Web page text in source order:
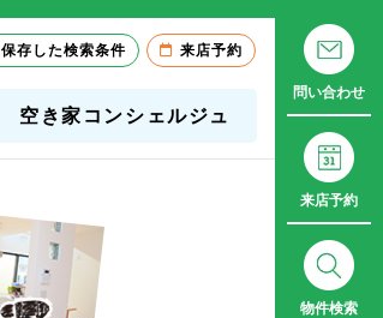
空き家コンシェルジュ
問い合わせ
来店予約
物件検索
保存した検索条件 来店予約